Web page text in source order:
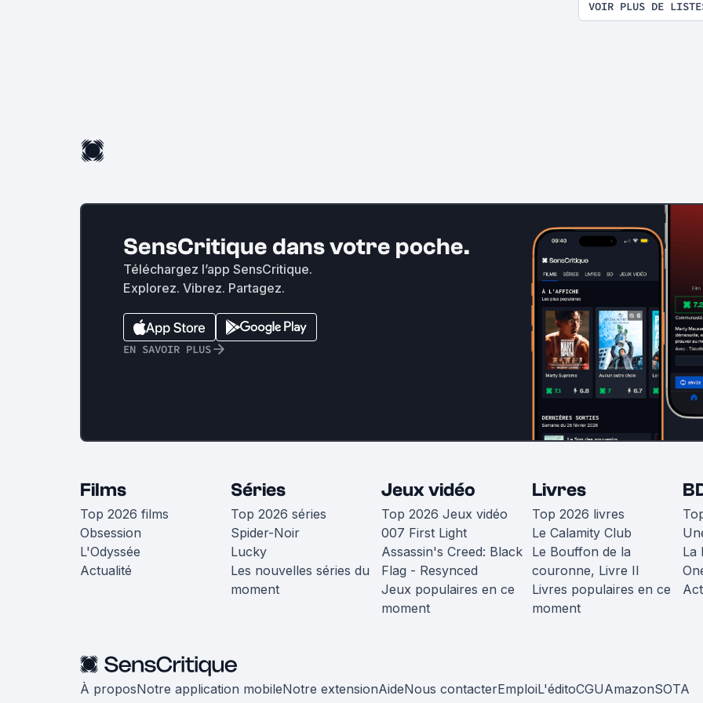
VOIR PLUS DE
SensCritique dans votre poche.
Téléchargez l’app SensCritique.
Explorez. Vibrez. Partagez.
EN SAVOIR PLUS
Films
Top 2026 films
Obsession
L'Odyssée
Actualité
Séries
Top 2026 séries
Spider-Noir
Lucky
Les nouvelles séries du
moment
Jeux vidéo
Top 2026 Jeux vidéo
007 First Light
Assassin's Creed: Black
Flag - Resynced
Jeux populaires en ce
moment
Livres
Top 2026 livres
Le Calamity Club
Le Bouffon de la
couronne, Livre II
Livres populaires en ce
moment
La
À proposNotre application mobileNotre extensionAideNous contacterEmploiL'éditoCGUAmazonSOTA